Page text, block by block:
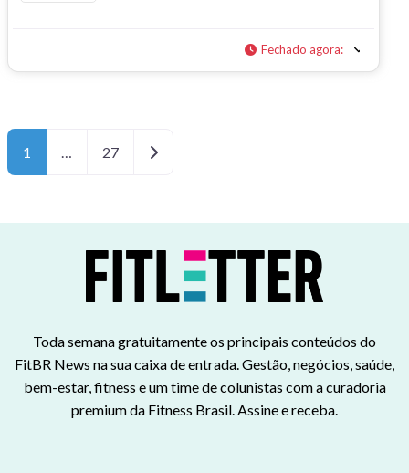
Fechado agora:
Posts navigation
1 27 Older posts
Toda semana gratuitamente os principais conteúdos do
FitBR News na sua caixa de entrada. Gestão, negócios, saúde,
bem-estar, fitness e um time de colunistas com a curadoria
premium da Fitness Brasil. Assine e receba.